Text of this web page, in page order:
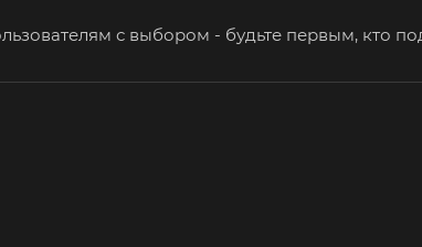
с выбором - будьте первым, кто